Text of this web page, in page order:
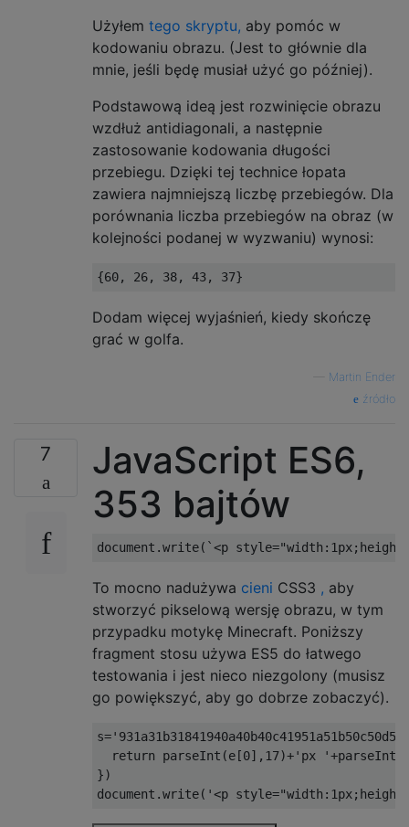
Użyłem tego skryptu, aby pomóc w
kodowaniu obrazu. (Jest to głównie dla
mnie, jeśli będę musiał użyć go później).
Podstawową ideą jest rozwinięcie obrazu
wzdłuż antidiagonali, a następnie
zastosowanie kodowania długości
przebiegu. Dzięki tej technice łopata
zawiera najmniejszą liczbę przebiegów. Dla
porównania liczba przebiegów na obraz (w
kolejności podanej w wyzwaniu) wynosi:
Dodam więcej wyjaśnień, kiedy skończę
grać w golfa.
Martin Ender
źródło
7
JavaScript ES6,
353 bajtów
To mocno nadużywa cieni CSS3 , aby
stworzyć pikselową wersję obrazu, w tym
przypadku motykę Minecraft. Poniższy
fragment stosu używa ES5 do łatwego
testowania i jest nieco niezgolony (musisz
go powiększyć, aby go dobrze zobaczyć).
s=
return parseInt (e [0], 17)+'px '+parseInt
})
document .write( '<p